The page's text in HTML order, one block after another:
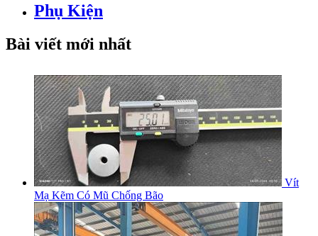
Phụ Kiện
Bài viết mới nhất
Vít
Mạ Kẽm Có Mũ Chống Bão